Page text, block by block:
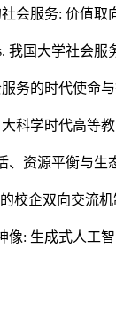
会服务: 价值取
我国大学社会服
务的时代使命
大科学时代高等
、资源平衡与生
校企双向交流
像: 生成式人工